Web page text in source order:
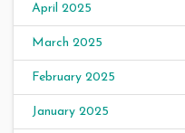
April 2025
March 2025
February 2025
January 2025